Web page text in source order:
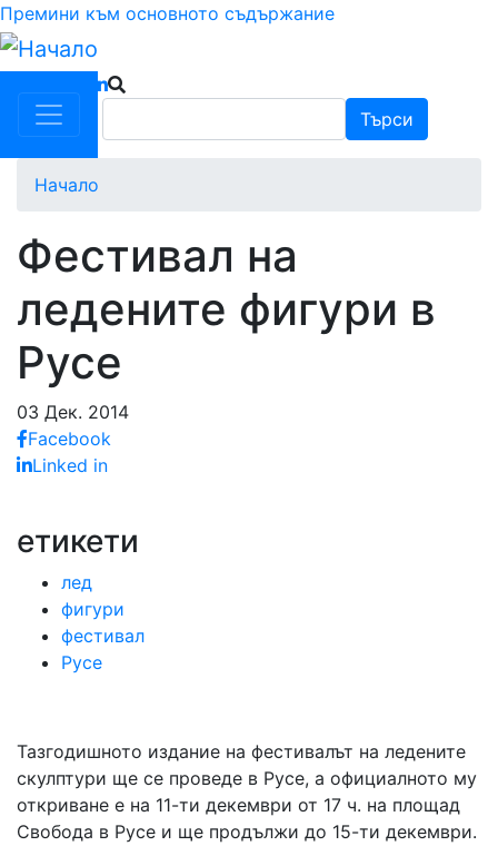
Премини към основното съдържание
Търси
Начало
Фестивал на
ледените фигури в
Русе
03 Дек. 2014
Facebook
Linked in
етикети
лед
фигури
фестивал
Русе
Тазгодишното издание на фестивалът на ледените
скулптури ще се проведе в Русе, а официалното му
откриване е на 11-ти декември от 17 ч. на площад
Свобода в Русе и ще продължи до 15-ти декември.